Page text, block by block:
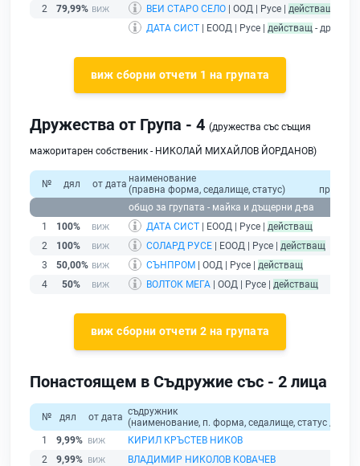
2
79,99% ВЕИ СТАРО СЕЛО | ООД | Русе | действащ
ДАТА СИСТ | ЕООД | Русе | действащ -
виж сборни отчети 1 на групата
Дружества от Група - 4 (дружества със същия
мажоритарен собственик - НИКОЛАЙ МИХАЙЛОВ ЙОРДАНОВ)
№ дял от дата наименование
(правна форма, седалище, статус)
приходи
общо за групата - майка и дъщерни д-ва
1
100% ДАТА СИСТ | ЕООД | Русе | действащ
2
100% СОЛАРД РУСЕ | ЕООД | Русе | действащ
3
50,00% СЪНПРОМ | ООД | Русе | действащ
4
50% ВОЛТОК МЕГА | ООД | Русе | действащ
виж сборни отчети 2 на групата
Понастоящем в Съдружие със - 2 лица
№ дял от дата съдружник
(наименование, п. форма, седалище, статус /
1
9,99%
КИРИЛ КРЪСТЕВ НИКОВ
2
9,99% ВЛАДИМИР НИКОЛОВ КОВАЧЕВ